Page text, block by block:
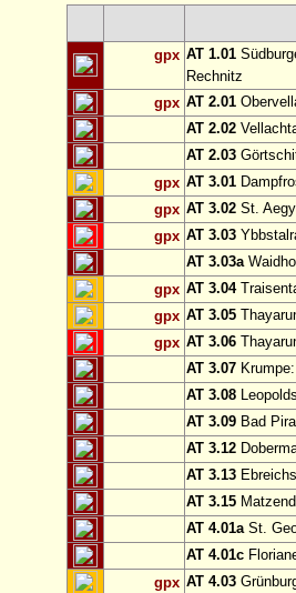
gpx AT 1.01
Rechnitz
gpx AT 2.01
AT 2.02
AT 2.03
gpx AT 3.01
gpx AT 3.02 St.
gpx AT 3.03
AT 3.03a
gpx AT 3.04
gpx AT 3.05
gpx AT 3.06
AT 3.07
AT 3.08
AT 3.09 Bad
AT 3.12
AT 3.13
AT 3.15
AT 4.01aSt.
AT 4.01c
gpx AT 4.03